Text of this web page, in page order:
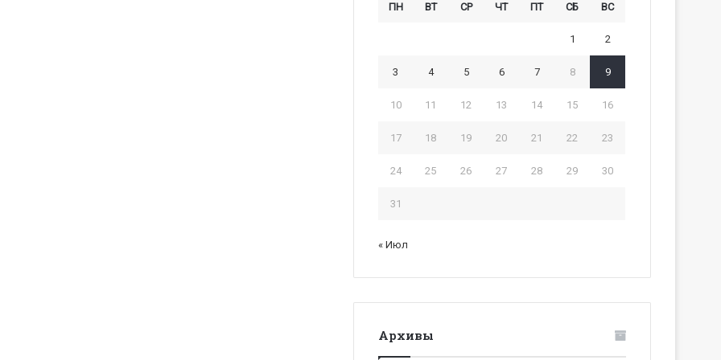
ПН ВТ СР ЧТ ПТ СБ ВС
1 2
3 4 5 6 7 8 9
10 11 12 13 14 15 16
17 18 19 20 21 22 23
24 25 26 27 28 29 30
31
« Июл
Архивы